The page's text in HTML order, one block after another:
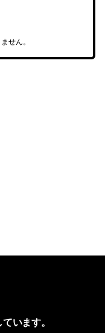
せん。
います。